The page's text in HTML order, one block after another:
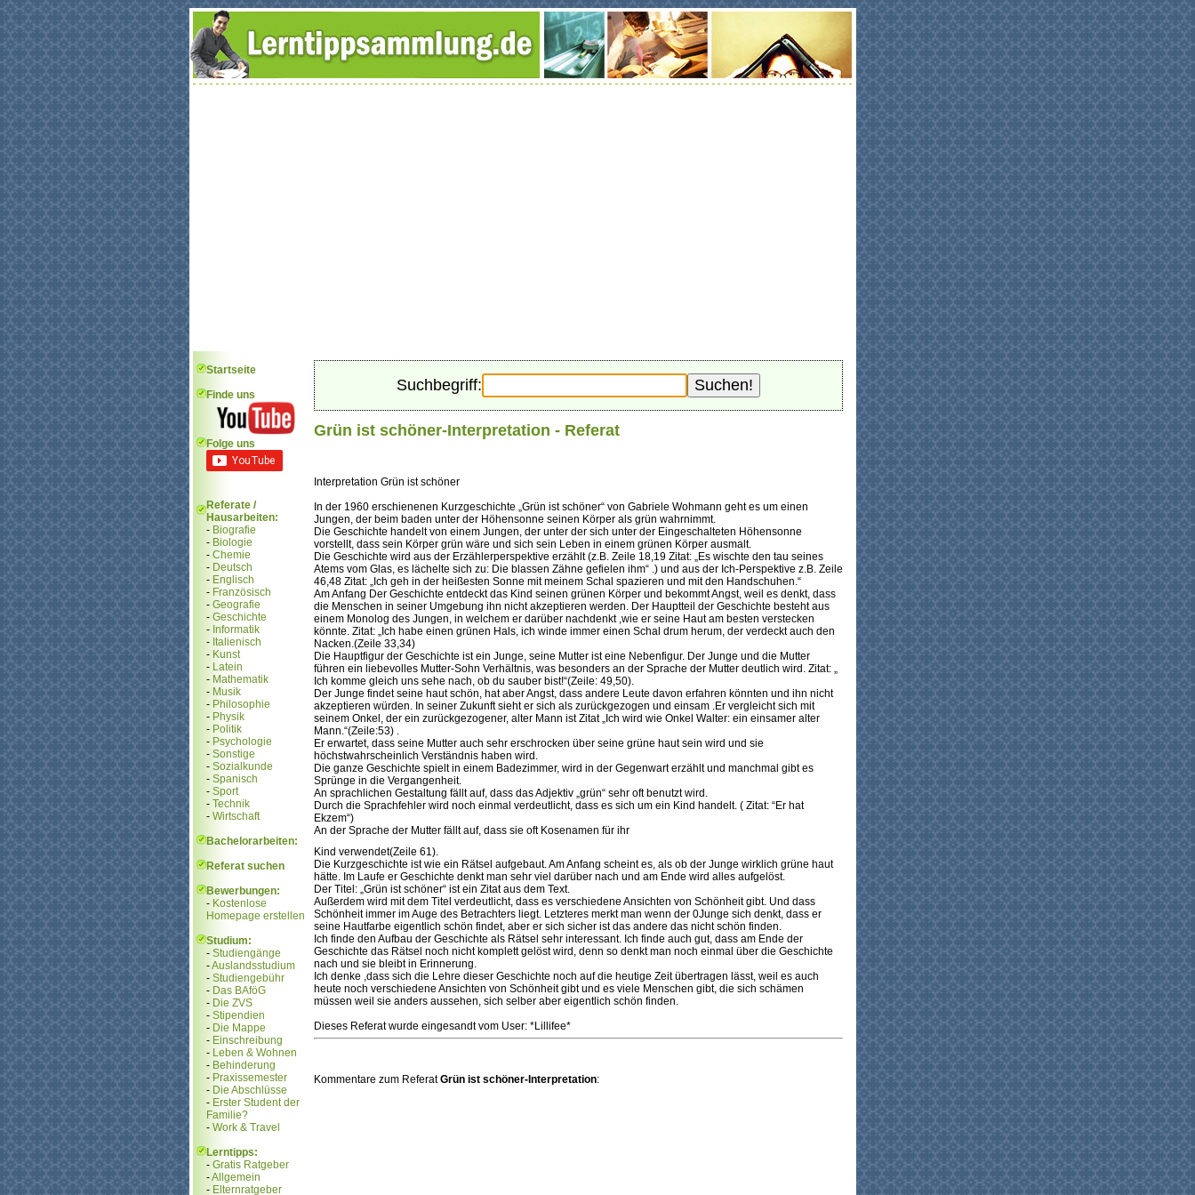
Startseite
Finde uns
Folge uns
Referate /
Hausarbeiten:
- Biografie
- Biologie
- Chemie
- Deutsch
- Englisch
- Französisch
- Geografie
- Geschichte
- Informatik
- Italienisch
- Kunst
- Latein
- Mathematik
- Musik
- Philosophie
- Physik
- Politik
- Psychologie
- Sonstige
- Sozialkunde
- Spanisch
- Sport
- Technik
- Wirtschaft
Bachelorarbeiten:
Referat suchen
Bewerbungen:
- Kostenlose
Homepage erstellen
Studium:
- Studiengänge
-Auslandsstudium
- Studiengebühr
- Das BAföG
- Die ZVS
- Stipendien
- Die Mappe
- Einschreibung
- Leben & Wohnen
- Behinderung
- Praxissemester
- Die Abschlüsse
- Erster Student der
Familie?
- Work & Travel
Lerntipps:
- Gratis Ratgeber
-Allgemein
- Elternratgeber
Suchbegriff:
Grün ist schöner-Interpretation - Referat
Interpretation Grün ist schöner
In der 1960 erschienenen Kurzgeschichte „Grün ist schöner“ von Gabriele Wohmann geht es um einen
Jungen, der beim baden unter der Höhensonne seinen Körper als grün wahrnimmt.
Die Geschichte handelt von einem Jungen, der unter der sich unter der Eingeschalteten Höhensonne
vorstellt, dass sein Körper grün wäre und sich sein Leben in einem grünen Körper ausmalt.
Die Geschichte wird aus der Erzählerperspektive erzählt (z.B. Zeile 18,19 Zitat: „Es wischte den tau seines
Atems vom Glas, es lächelte sich zu: Die blassen Zähne gefielen ihm“ .) und aus der Ich-Perspektive z.B. Zeile
46,48 Zitat: „Ich geh in der heißesten Sonne mit meinem Schal spazieren und mit den Handschuhen.“
Am Anfang Der Geschichte entdeckt das Kind seinen grünen Körper und bekommt Angst, weil es denkt, dass
die Menschen in seiner Umgebung ihn nicht akzeptieren werden. Der Hauptteil der Geschichte besteht aus
einem Monolog des Jungen, in welchem er darüber nachdenkt ,wie er seine Haut am besten verstecken
könnte. Zitat: „Ich habe einen grünen Hals, ich winde immer einen Schal drum herum, der verdeckt auch den
Nacken.(Zeile 33,34)
Die Hauptfigur der Geschichte ist ein Junge, seine Mutter ist eine Nebenfigur. Der Junge und die Mutter
führen ein liebevolles Mutter-Sohn Verhältnis, was besonders an der Sprache der Mutter deutlich wird. Zitat: „
Ich komme gleich uns sehe nach, ob du sauber bist!“(Zeile: 49,50).
Der Junge findet seine haut schön, hat aber Angst, dass andere Leute davon erfahren könnten und ihn nicht
akzeptieren würden. In seiner Zukunft sieht er sich als zurückgezogen und einsam .Er vergleicht sich mit
seinem Onkel, der ein zurückgezogener, alter Mann ist Zitat „Ich wird wie Onkel Walter: ein einsamer alter
Mann.“(Zeile:53) .
Er erwartet, dass seine Mutter auch sehr erschrocken über seine grüne haut sein wird und sie
höchstwahrscheinlich Verständnis haben wird.
Die ganze Geschichte spielt in einem Badezimmer, wird in der Gegenwart erzählt und manchmal gibt es
Sprünge in die Vergangenheit.
An sprachlichen Gestaltung fällt auf, dass das Adjektiv „grün“ sehr oft benutzt wird.
Durch die Sprachfehler wird noch einmal verdeutlicht, dass es sich um ein Kind handelt. ( Zitat: “Er hat
Ekzem“)
An der Sprache der Mutter fällt auf, dass sie oft Kosenamen für ihr
Kind verwendet(Zeile 61).
Die Kurzgeschichte ist wie ein Rätsel aufgebaut. Am Anfang scheint es, als ob der Junge wirklich grüne haut
hätte. Im Laufe er Geschichte denkt man sehr viel darüber nach und am Ende wird alles aufgelöst.
Der Titel: „Grün ist schöner“ ist ein Zitat aus dem Text.
Außerdem wird mit dem Titel verdeutlicht, dass es verschiedene Ansichten von Schönheit gibt. Und dass
Schönheit immer im Auge des Betrachters liegt. Letzteres merkt man wenn der 0Junge sich denkt, dass er
seine Hautfarbe eigentlich schön findet, aber er sich sicher ist das andere das nicht schön finden.
Ich finde den Aufbau der Geschichte als Rätsel sehr interessant. Ich finde auch gut, dass am Ende der
Geschichte das Rätsel noch nicht komplett gelöst wird, denn so denkt man noch einmal über die Geschichte
nach und sie bleibt in Erinnerung.
Ich denke ,dass sich die Lehre dieser Geschichte noch auf die heutige Zeit übertragen lässt, weil es auch
heute noch verschiedene Ansichten von Schönheit gibt und es viele Menschen gibt, die sich schämen
müssen weil sie anders aussehen, sich selber aber eigentlich schön finden.
Dieses Referat wurde eingesandt vom User: *Lillifee*
Kommentare zum ReferatGrün ist schöner-Interpretation: